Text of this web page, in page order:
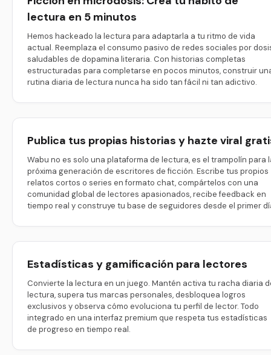
lectura en 5 minutos
Hemos hackeado la lectura para adaptarla a tu ritmo de vida
actual. Reemplaza el consumo pasivo de redes sociales por
saludables de dopamina literaria. Con historias completas
estructuradas para completarse en pocos minutos, construir
rutina diaria de lectura nunca ha sido tan fácil ni tan adictivo.
Publica tus propias historias y hazte viral
Wabu no es solo una plataforma de lectura, es el trampolín para
próxima generación de escritores de ficción. Escribe tus propios
relatos cortos o series en formato chat, compártelos con una
comunidad global de lectores apasionados, recibe feedback en
tiempo real y construye tu base de seguidores desde el primer
Estadísticas y gamificación para lectores
Convierte la lectura en un juego. Mantén activa tu racha diaria
lectura, supera tus marcas personales, desbloquea logros
exclusivos y observa cómo evoluciona tu perfil de lector. Todo
integrado en una interfaz premium que respeta tus estadísticas
de progreso en tiempo real.